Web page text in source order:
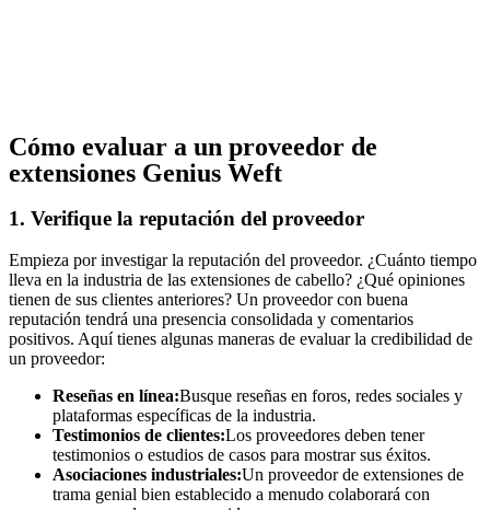
Cómo evaluar a un proveedor de
extensiones Genius Weft
1. Verifique la reputación del proveedor
Empieza por investigar la reputación del proveedor. ¿Cuánto tiempo
lleva en la industria de las extensiones de cabello? ¿Qué opiniones
tienen de sus clientes anteriores? Un proveedor con buena
reputación tendrá una presencia consolidada y comentarios
positivos. Aquí tienes algunas maneras de evaluar la credibilidad de
un proveedor:
Reseñas en línea:Busque reseñas en foros, redes sociales y
plataformas específicas de la industria.
Testimonios de clientes:Los proveedores deben tener
testimonios o estudios de casos para mostrar sus éxitos.
Asociaciones industriales:Un proveedor de extensiones de
trama genial bien establecido a menudo colaborará con